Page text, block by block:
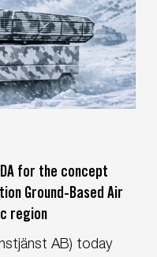
for the concept
Ground-Based Air
region
AB) today